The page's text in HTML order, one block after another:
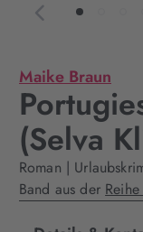
Maike Braun
(Selva
Roman |
Band aus der